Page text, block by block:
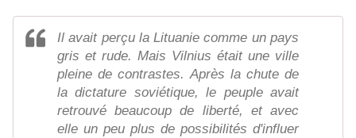
Il avait perçu la Lituanie comme un pays
gris et rude. Mais Vilnius était une ville
pleine de contrastes. Après la chute de
la dictature soviétique, le peuple avait
retrouvé beaucoup de liberté, et avec
elle un peu plus de possibilités d'influer